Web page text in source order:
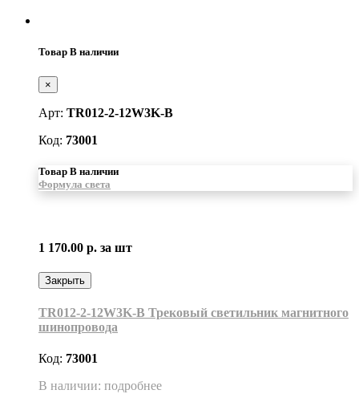
Товар В наличии
×
Арт: TR012-2-12W3K-B
Код: 73001
Товар В наличии
Формула света
1 170.00 р. за шт
Закрыть
TR012-2-12W3K-B Трековый светильник магнитного
шинопровода
Код: 73001
В наличии: подробнее